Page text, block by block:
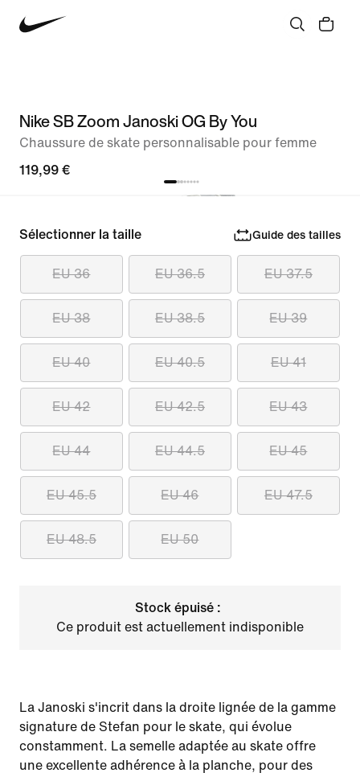
Nike SB Zoom Janoski OG By You
Chaussure de skate personnalisable pour femme
119,99 €
Sélectionner la taille Guide des tailles
EU 36 EU 36.5 EU 37.5
EU 38 EU 38.5 EU 39
EU 40 EU 40.5 EU 41
EU 42 EU 42.5 EU 43
EU 44 EU 44.5 EU 45
EU 45.5 EU 46 EU 47.5
EU 48.5 EU 50
Stock épuisé :
Ce produit est actuellement indisponible
La Janoski s'incrit dans la droite lignée de la gamme
signature de Stefan pour le skate, qui évolue
constamment. La semelle adaptée au skate offre
une excellente adhérence à la planche, pour des